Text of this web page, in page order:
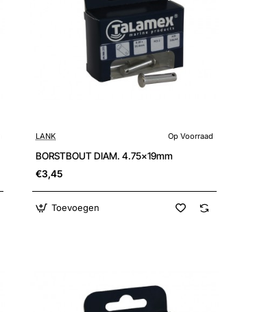
LANK Op Voorraad
BORSTBOUT DIAM. 4.75x19mm
€3,45
Toevoegen